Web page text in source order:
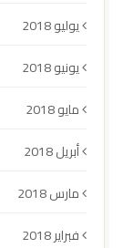
يوليو 2018
يونيو 2018
مايو 2018
أبريل 2018
مارس 2018
فبراير 2018